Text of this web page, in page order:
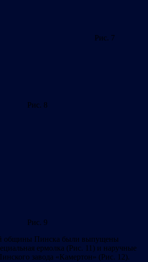
7
Рис. 8
Рис. 9
общины Пинска были выпущены
ермолка (Рис. 11) и наручные
завода «Камертон» (Рис. 12).